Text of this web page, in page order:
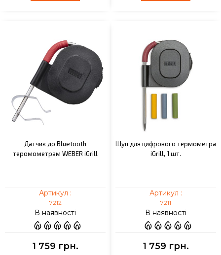
Датчик до Bluetooth
теромометрам WEBER iGrill
Артикул :
7212
В наявності
1 759 грн.
Щуп для цифрового термометра
iGrill, 1 шт.
Артикул :
7211
В наявності
1 759 грн.